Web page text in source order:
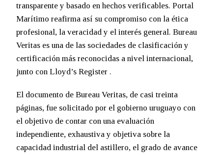
transparente y basado en hechos verificables. Portal
Marítimo reafirma así su compromiso con la ética
profesional, la veracidad y el interés general. Bureau
Veritas es una de las sociedades de clasificación y
certificación más reconocidas a nivel internacional,
junto con Lloyd’s Register .
El documento de Bureau Veritas, de casi treinta
páginas, fue solicitado por el gobierno uruguayo con
el objetivo de contar con una evaluación
independiente, exhaustiva y objetiva sobre la
capacidad industrial del astillero, el grado de avance